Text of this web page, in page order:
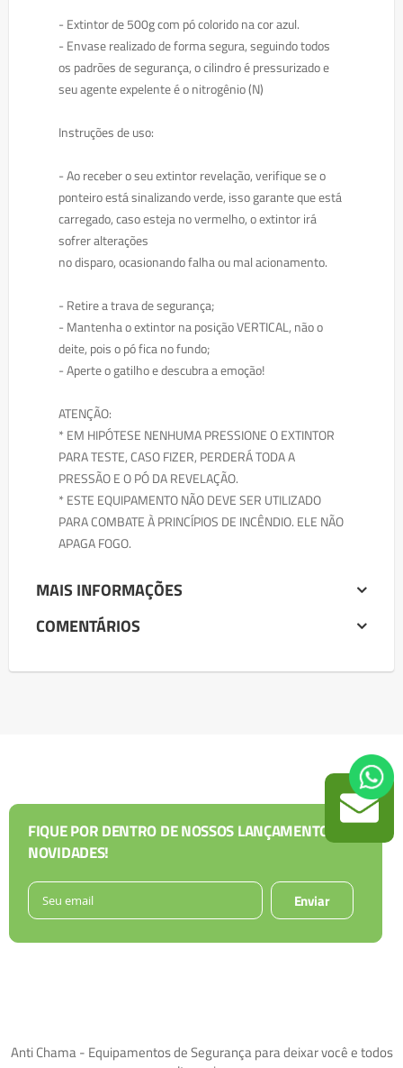
- Extintor de 500g com pó colorido na cor azul.
- Envase realizado de forma segura, seguindo todos
os padrões de segurança, o cilindro é pressurizado e
seu agente expelente é o nitrogênio (N)
Instruções de uso:
- Ao receber o seu extintor revelação, verifique se o
ponteiro está sinalizando verde, isso garante que está
carregado, caso esteja no vermelho, o extintor irá
sofrer alterações
no disparo, ocasionando falha ou mal acionamento.
- Retire a trava de segurança;
- Mantenha o extintor na posição VERTICAL, não o
deite, pois o pó fica no fundo;
- Aperte o gatilho e descubra a emoção!
ATENÇÃO:
* EM HIPÓTESE NENHUMA PRESSIONE O EXTINTOR
PARA TESTE, CASO FIZER, PERDERÁ TODA A
PRESSÃO E O PÓ DA REVELAÇÃO.
* ESTE EQUIPAMENTO NÃO DEVE SER UTILIZADO
PARA COMBATE À PRINCÍPIOS DE INCÊNDIO. ELE NÃO
APAGA FOGO.
MAIS INFORMAÇÕES
COMENTÁRIOS
FIQUE POR DENTRO DE NOSSOS LANÇAMENTOS E
NOVIDADES!
Enviar
Anti Chama - Equipamentos de Segurança para deixar você e todos